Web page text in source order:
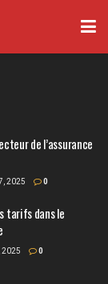
de l’assurance
2025 0
tarifs dans le
2025 0